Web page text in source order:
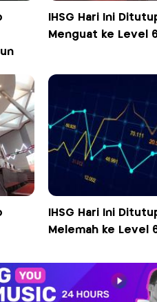
IHSG Hari Ini
Menguat ke Level
IHSG Hari Ini
Melemah ke Level